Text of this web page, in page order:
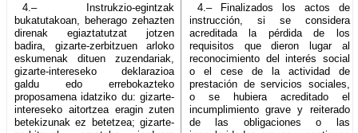
4.– Instrukzio-egintzak
bukatutakoan, beherago zehazten
direnak egiaztatutzat jotzen
badira, gizarte-zerbitzuen arloko
eskumenak dituen zuzendariak,
gizarte-intereseko deklarazioa
galdu edo errebokazteko
proposamena idatziko du: gizarte-
intereseko aitortzea eragin zuten
betekizunak ez betetzea; gizarte-
4.– Finalizados los actos de
instrucción, si se considera
acreditada la pérdida de los
requisitos que dieron lugar al
reconocimiento del interés social
o el cese de la actividad de
prestación de servicios sociales,
o se hubiera acreditado el
incumplimiento grave y reiterado
de las obligaciones o las